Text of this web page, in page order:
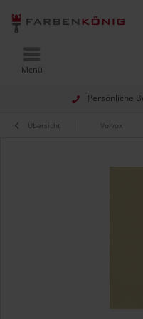
Persönliche
Menü
Übersicht Volvox